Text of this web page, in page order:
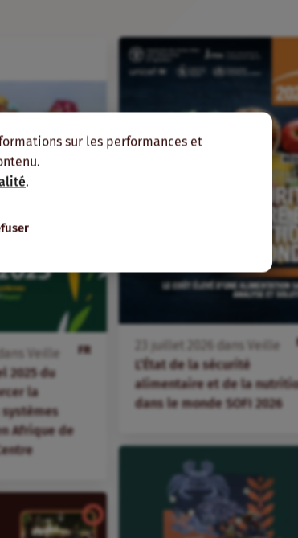
sur les performances et
.
FR
dans
Veille
2025 du
la
Afrique de
juillet dans
Veille
L’État de la sécurité
alimentaire et de la
dans le monde SOFI 2026